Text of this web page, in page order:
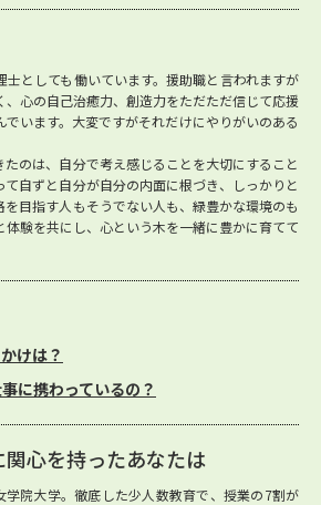
士としても働いています。援助職と言われますが
心の自己治癒力、創造力をただただ信じて応援
でいます。大変ですがそれだけにやりがいのある
たのは、自分で考え感じることを大切にすること
自ずと自分が自分の内面に根づき、しっかりと
目指す人もそうでない人も、緑豊かな環境のも
体験を共にし、心という木を一緒に豊かに育てて
けは？
に携わっているの？
心を持ったあなたは
院大学。徹底した少人数教育で、授業の7割が